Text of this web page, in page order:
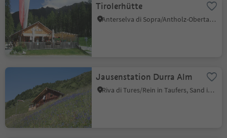
Tirolerhütte
Anterselva di Sopra/Antholz-Obertal, Rasen-Antholz/Rasun Anterselva, Dolomites Region Kronplatz/Plan de Corones
Jausenstation Durra Alm
Riva di Tures/Rein in Taufers, Sand in Taufers/Campo Tures, Ahrntal/Valle Aurina